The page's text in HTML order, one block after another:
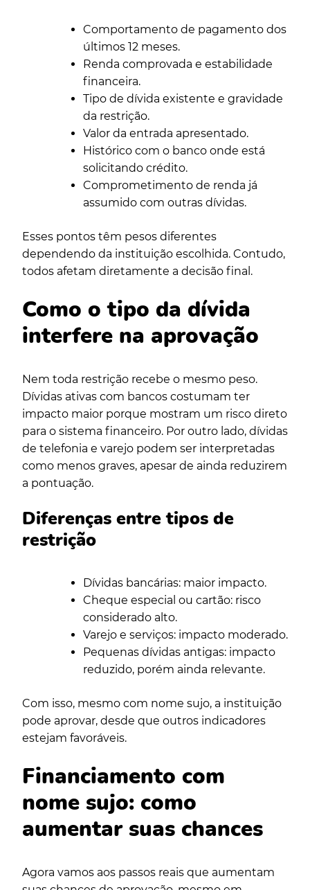
Comportamento de pagamento dos
últimos 12 meses.
Renda comprovada e estabilidade
financeira.
Tipo de dívida existente e gravidade
da restrição.
Valor da entrada apresentado.
Histórico com o banco onde está
solicitando crédito.
Comprometimento de renda já
assumido com outras dívidas.
Esses pontos têm pesos diferentes
dependendo da instituição escolhida. Contudo,
todos afetam diretamente a decisão final.
Como o tipo da dívida
interfere na aprovação
Nem toda restrição recebe o mesmo peso.
Dívidas ativas com bancos costumam ter
impacto maior porque mostram um risco direto
para o sistema financeiro. Por outro lado, dívidas
de telefonia e varejo podem ser interpretadas
como menos graves, apesar de ainda reduzirem
a pontuação.
Diferenças entre tipos de
restrição
Dívidas bancárias: maior impacto.
Cheque especial ou cartão: risco
considerado alto.
Varejo e serviços: impacto moderado.
Pequenas dívidas antigas: impacto
reduzido, porém ainda relevante.
Com isso, mesmo com nome sujo, a instituição
pode aprovar, desde que outros indicadores
estejam favoráveis.
Financiamento com
nome sujo: como
aumentar suas chances
Agora vamos aos passos reais que aumentam